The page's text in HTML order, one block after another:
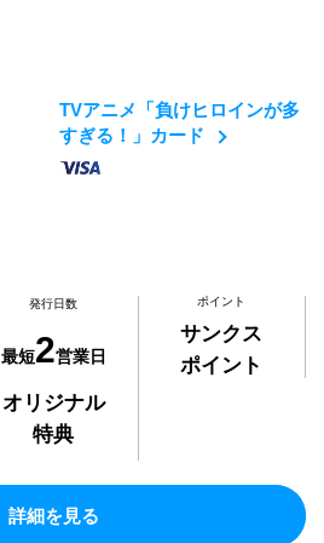
TVアニメ「負けヒロインが多
すぎる！」カード
発行日数
最短2営業日
ポイント
サンクス
ポイント
オリジナル
特典
詳細を見る